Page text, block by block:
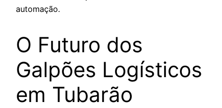
automação.
O Futuro dos
Galpões Logísticos
em Tubarão